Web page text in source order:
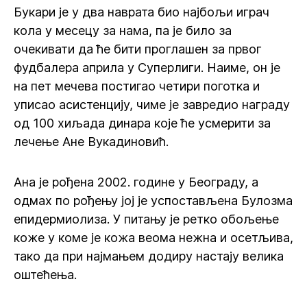
Букари је у два наврата био најбољи играч
кола у месецу за нама, па је било за
очекивати да ће бити проглашен за првог
фудбалера априла у Суперлиги. Наиме, он је
на пет мечева постигао четири поготка и
уписао асистенцију, чиме је завредио награду
од 100 хиљада динара које ће усмерити за
лечење Ане Вукадиновић.
Ана је рођена 2002. године у Београду, а
одмах по рођењу јој је успостављена Булозма
епидермиолиза. У питању је ретко обољење
коже у коме је кожа веома нежна и осетљива,
тако да при најмањем додиру настају велика
оштећења.